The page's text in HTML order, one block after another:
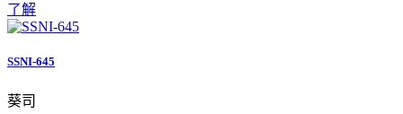
了解
SSNI-645
葵司